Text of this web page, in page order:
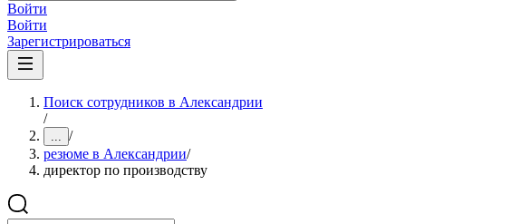
Войти
Войти
Зарегистрироваться
Поиск сотрудников в Александрии
/
... /
резюме в Александрии/
директор по производству